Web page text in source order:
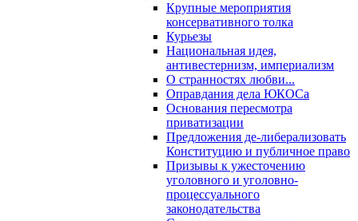
Крупные мероприятия
консервативного толка
Курьезы
Национальная идея,
антивестернизм, империализм
О странностях любви...
Оправдания дела ЮКОСа
Основания пересмотра
приватизации
Предложения де-либерализовать
Конституцию и публичное право
Призывы к ужесточению
уголовного и уголовно-
процессуального
законодательства